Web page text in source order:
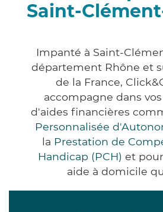
Saint-
Impanté à Saint-
département Rhône et
de la France,
accompagne dans
d'aides financières
Personnalisée
la Prestation de
Handicap (PCH) et
aide à domicile